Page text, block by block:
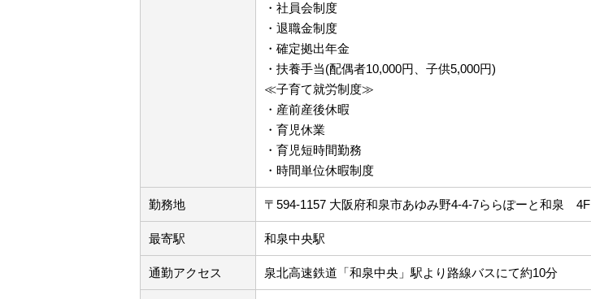
・社員会制度
・退職金制度
・確定拠出年金
・扶養手当(配偶者10,000円、子供5,000円)
≪子育て就労制度≫
・産前産後休暇
・育児休業
・育児短時間勤務
・時間単位休暇制度
勤務地 〒594-1157 大阪府和泉市あゆみ野4-4-7ららぽーと和泉 4F
最寄駅 和泉中央駅
通勤アクセス 泉北高速鉄道「和泉中央」駅より路線バスにて約10分